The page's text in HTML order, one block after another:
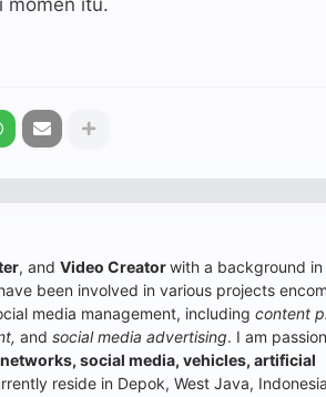
momen itu.
, and Video Creatorwith a background
been involved in various projects
media management, including content
and social media advertising. I am
social media, vehicles, artificial
reside in Depok, West Java,